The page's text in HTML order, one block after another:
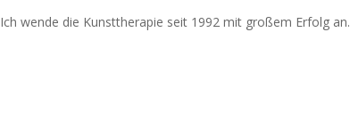
Ich wende die Kunsttherapie seit 1992 mit großem Erfolg an.